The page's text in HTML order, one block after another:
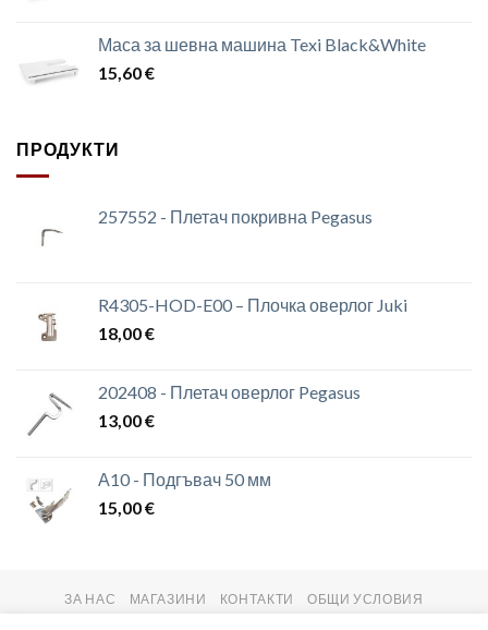
Маса за шевна машина Texi Black&White
15,60€
ПРОДУКТИ
257552 - Плетач покривна Pegasus
R4305-HOD-E00 – Плочка оверлог Juki
18,00€
202408 - Плетач оверлог Pegasus
13,00€
А10 - Подгъвач 50 мм
15,00€
ЗА НАС МАГАЗИНИ КОНТАКТИ ОБЩИ УСЛОВИЯ